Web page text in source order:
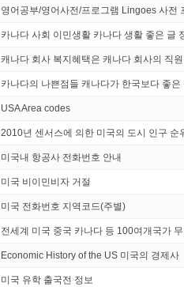
영어공부/영어사전/프로그램 Lingoes 사전
카나다 사회 이민생활 카나다 생활 좋은 글
캐나다 회사 복지혜택은 캐나다 회사의 직
카나다의 나쁜점들 캐나다가 한국보다 좋
USA Area codes
2010년 센서스에 의한 미국의 도시 인구 순
미국내 항공사 전화번호 안내
미국 비이민비자 거절
미국 전화번호 지역코드(주별)
전세계 미국 중국 카나다 등 100여개국가
Economic History of the US 미국의 경제사
미국 유학 출국전 정보